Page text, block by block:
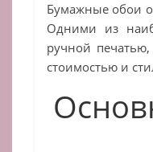
Бумажные обои
Одними из
ручной
стоимостью и